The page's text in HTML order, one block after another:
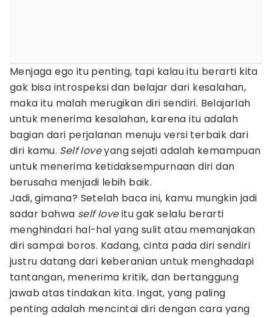
Menjaga ego itu penting, tapi kalau itu berarti kita
gak bisa introspeksi dan belajar dari kesalahan,
maka itu malah merugikan diri sendiri. Belajarlah
untuk menerima kesalahan, karena itu adalah
bagian dari perjalanan menuju versi terbaik dari
diri kamu. Self loveyang sejati adalah kemampuan
untuk menerima ketidaksempurnaan diri dan
berusaha menjadi lebih baik.
Jadi, gimana? Setelah baca ini, kamu mungkin jadi
sadar bahwa self loveitu gak selalu berarti
menghindari hal-hal yang sulit atau memanjakan
diri sampai boros. Kadang, cinta pada diri sendiri
justru datang dari keberanian untuk menghadapi
tantangan, menerima kritik, dan bertanggung
jawab atas tindakan kita. Ingat, yang paling
penting adalah mencintai diri dengan cara yang